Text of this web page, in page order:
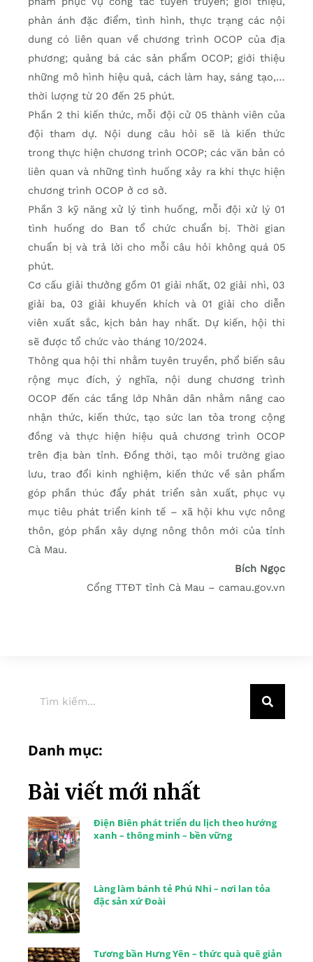
phản ánh đặc điểm, tình hình, thực trạng các nội
dung có liên quan về chương trình OCOP của địa
phương; quảng bá các sản phẩm OCOP; giới thiệu
những mô hình hiệu quả, cách làm hay, sáng tạo,…
thời lượng từ 20 đến 25 phút.
Phần 2 thi kiến thức, mỗi đội cử 05 thành viên của
đội tham dự. Nội dung câu hỏi sẽ là kiến thức
trong thực hiện chương trình OCOP; các văn bản có
liên quan và những tình huống xảy ra khi thực hiện
chương trình OCOP ở cơ sở.
Phần 3 kỹ năng xử lý tình huống, mỗi đội xử lý 01
tình huống do Ban tổ chức chuẩn bị. Thời gian
chuẩn bị và trả lời cho mỗi câu hỏi không quá 05
phút.
Cơ cấu giải thưởng gồm 01 giải nhất, 02 giải nhì, 03
giải ba, 03 giải khuyến khích và 01 giải cho diễn
viên xuất sắc, kịch bản hay nhất. Dự kiến, hội thi
sẽ được tổ chức vào tháng 10/2024.
Thông qua hội thi nhằm tuyên truyền, phổ biến sâu
rộng mục đích, ý nghĩa, nội dung chương trình
OCOP đến các tầng lớp Nhân dân nhằm nâng cao
nhận thức, kiến thức, tạo sức lan tỏa trong cộng
đồng và thực hiện hiệu quả chương trình OCOP
trên địa bàn tỉnh. Đồng thời, tạo môi trường giao
lưu, trao đổi kinh nghiệm, kiến thức về sản phẩm
góp phần thúc đẩy phát triển sản xuất, phục vụ
mục tiêu phát triển kinh tế – xã hội khu vực nông
thôn, góp phần xây dựng nông thôn mới của tỉnh
Cà Mau.
Bích Ngọc
Cổng TTĐT tỉnh Cà Mau – camau.gov.vn
Danh mục:
Bài viết mới nhất
Điện Biên phát triển du lịch theo hướng
xanh – thông minh – bền vững
Làng làm bánh tẻ Phú Nhi – nơi lan tỏa
đặc sản xứ Đoài
Tương bần Hưng Yên – thức quà quê giản